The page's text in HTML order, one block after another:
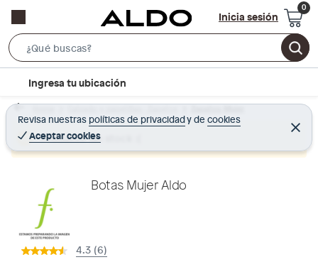
Inicia sesión
e
r
c
B
r
c
t
Ingresa tu ubicación
Revisa nuestras políticas de privacidadyde cookies
Aceptar cookies
C
e
r
Home Calzado y zapatillas - Zapatos Zapatos Mujer
Producto sin stock :(
Botas Mujer Aldo
4.3 (6)